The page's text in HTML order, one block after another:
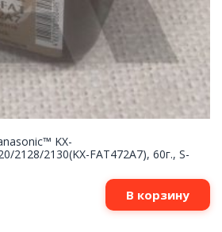
KX-
2128/2130(KX-FAT472A7), 60г., S-
В корзину